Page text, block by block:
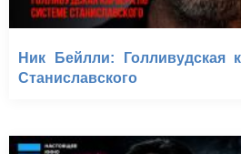
Ник Бейлли: Голливудская
Станиславского